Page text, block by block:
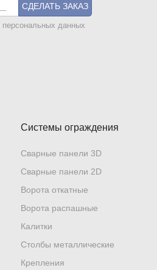
Системы ограждения
Сварные панели 3D
Сварные панели 2D
Ворота откатные
Ворота распашные
Калитки
Столбы металлические
Крепления
СДЕЛАТЬ ЗАКАЗ
персональных данных